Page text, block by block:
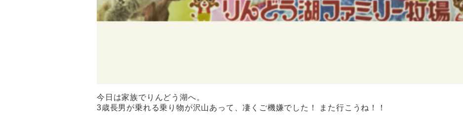
今日は家族でりんどう湖へ。
3歳長男が乗れる乗り物が沢山あって、凄くご機嫌でした！ また行こうね！！